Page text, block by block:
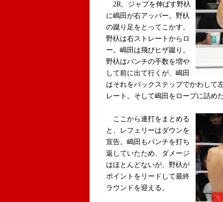
2R、ジャブを伸ばす野杁
に嶋田が右アッパー。野杁
の蹴り足をとってこかす。
野杁は右ストレートからロ
ー。嶋田は飛びヒザ蹴り。
野杁はパンチの手数を増や
して前に出て行くが、嶋田
はそれをバックステップでかわして
レート。そして嶋田をロープに詰
ここから連打をまとめる
と、レフェリーはダウンを
宣告。嶋田もパンチを打ち
返していたため、ダメージ
はほとんどないが、野杁が
ポイントをリードして最終
ラウンドを迎える。